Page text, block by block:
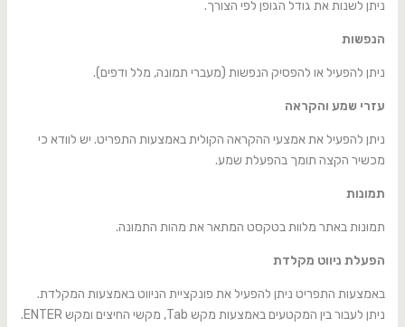
ניתן לשנות את גודל הגופן לפי הצורך.
הנפשות
ניתן להפעיל או להפסיק הנפשות (מעברי תמונה, מלל ודפים).
עזרי שמע והקראה
ניתן להפעיל את אמצעי ההקראה הקולית באמצעות התפריט. יש לוודא כי
מכשיר הקצה תומך בהפעלת שמע.
תמונות
תמונות באתר מלוות בטקסט המתאר את מהות התמונה.
הפעלת ניווט מקלדת
באמצעות התפריט ניתן להפעיל את פונקציית הניווט באמצעות המקלדת.
ניתן לעבור בין המקטעים באמצעות מקש Tab, מקשי החיצים ומקש ENTER.